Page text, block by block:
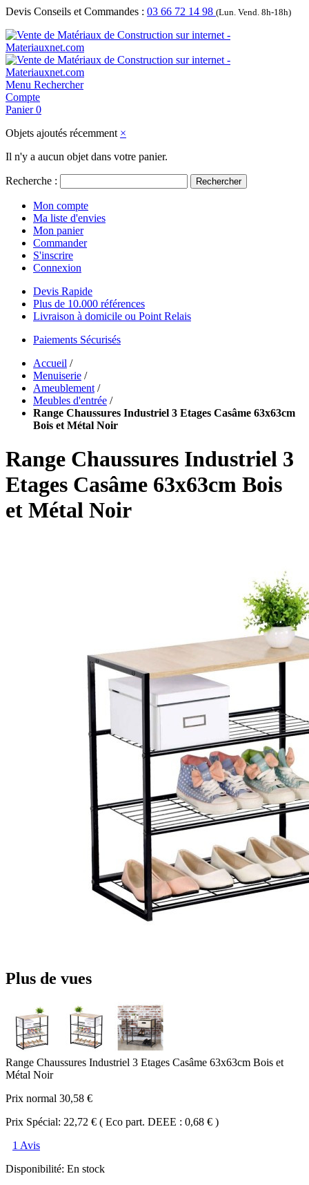
Devis Conseils et Commandes : 03 66 72 14 98 (Lun. Vend. 8h-18h)
Menu Rechercher
Compte
Panier 0
Objets ajoutés récemment ×
Il n'y a aucun objet dans votre panier.
Recherche : Rechercher
Mon compte
Ma liste d'envies
Mon panier
Commander
S'inscrire
Connexion
Devis Rapide
Plus de 10.000 références
Livraison à domicile ou Point Relais
Paiements Sécurisés
Accueil /
Menuiserie /
Ameublement /
Meubles d'entrée /
Range Chaussures Industriel 3 Etages Casâme 63x63cm
Bois et Métal Noir
Range Chaussures Industriel 3
Etages Casâme 63x63cm Bois
et Métal Noir
Plus de vues
Range Chaussures Industriel 3 Etages Casâme 63x63cm Bois et
Métal Noir
Prix normal 30,58 €
Prix Spécial: 22,72 € ( Eco part. DEEE : 0,68 € )
1 Avis
Disponibilité: En stock